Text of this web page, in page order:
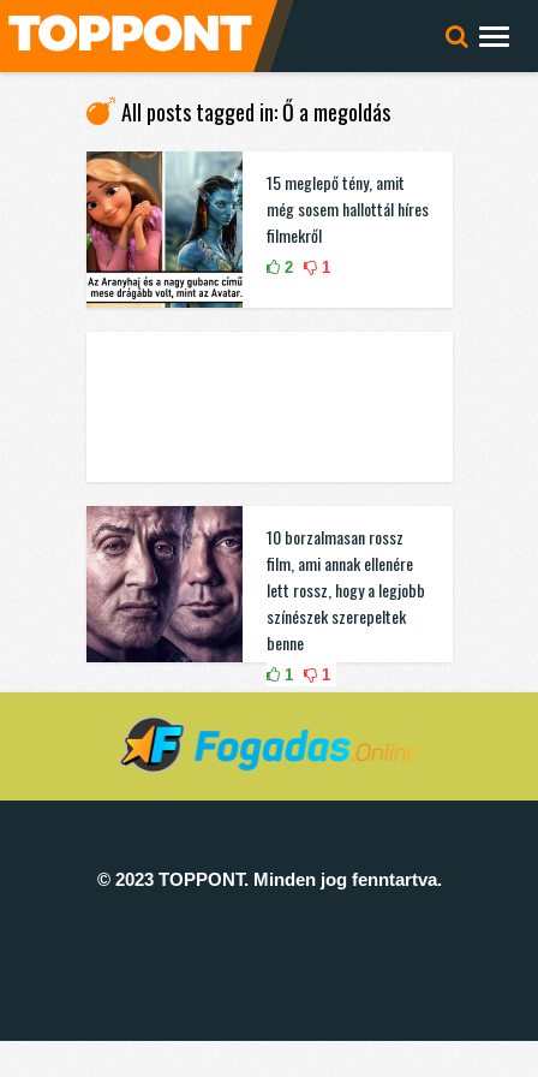
All posts tagged in: Ő a megoldás
15 meglepő tény, amit
még sosem hallottál híres
filmekről
2 1
10 borzalmasan rossz
film, ami annak ellenére
lett rossz, hogy a legjobb
színészek szerepeltek
benne
1 1
© 2023 TOPPONT. Minden jog fenntartva.